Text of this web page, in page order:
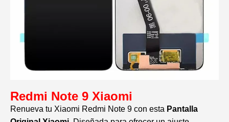
Redmi Note 9 Xiaomi
Renueva tu Xiaomi Redmi Note 9 con esta Pantalla